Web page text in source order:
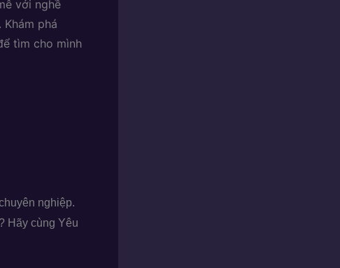
với nghề
phá
tìm cho mình
nghiệp.
Hãy cùng Yêu